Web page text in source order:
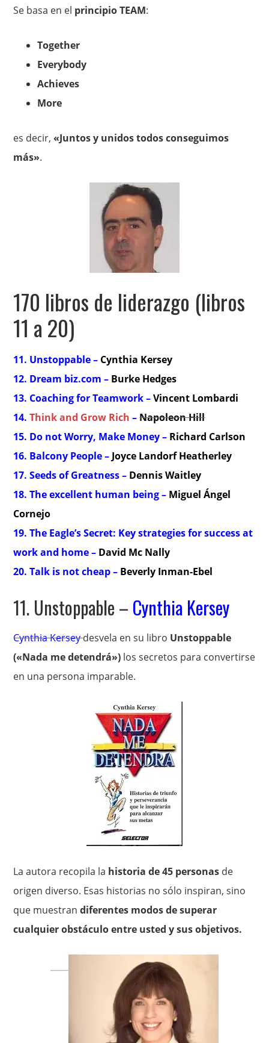
Se basa en el principio TEAM:
Together
Everybody
Achieves
More
es decir,«Juntos y unidos todos conseguimos
más».
170 libros de liderazgo (libros
11 a 20)
11. Unstoppable – Cynthia Kersey
12. Dream biz.com – Burke Hedges
13. Coaching for Teamwork –Vincent Lombardi
14.Think and Grow Rich –Napoleon Hill
15. Do not Worry, Make Money – Richard Carlson
16. Balcony People – Joyce Landorf Heatherley
17. Seeds of Greatness – Dennis Waitley
18. The excellent human being – Miguel Ángel
Cornejo
19. The Eagle’s Secret: Key strategies for success at
work and home – David Mc Nally
20. Talk is not cheap – Beverly Inman-Ebel
11. Unstoppable – Cynthia Kersey
Cynthia Kerseydesvela en su libro Unstoppable
(«Nada me detendrá») los secretos para convertirse
en una persona imparable.
La autora recopila la historia de 45 personas de
origen diverso. Esas historias no sólo inspiran, sino
que muestrandiferentes modos de superar
cualquier obstáculo entre usted y sus objetivos.